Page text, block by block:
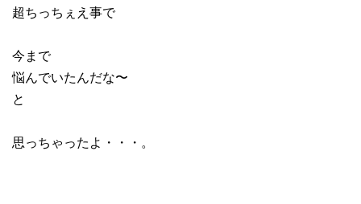
超ちっちぇえ事で
今まで
悩んでいたんだな〜
と
思っちゃったよ・・・。